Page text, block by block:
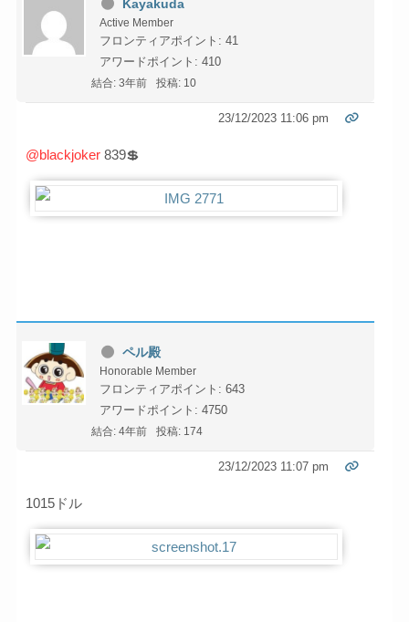
Kayakuda
Active Member
フロンティアポイント: 41
アワードポイント: 410
結合: 3年前 投稿: 10
23/12/2023 11:06 pm
@blackjoker839💲
ペル殿
Honorable Member
フロンティアポイント: 643
アワードポイント: 4750
結合: 4年前 投稿: 174
23/12/2023 11:07 pm
1015ドル